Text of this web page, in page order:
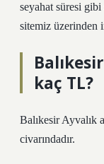
seyahat süresi
sitemiz üzerinden
kaç TL?
Balıkesir Ayvalık
civarındadır.